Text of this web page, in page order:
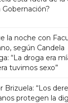
Gobernación?
la noche con
según Candela
“La droga era
tuvimos sexo”
Brizuela: “Los
protegen la